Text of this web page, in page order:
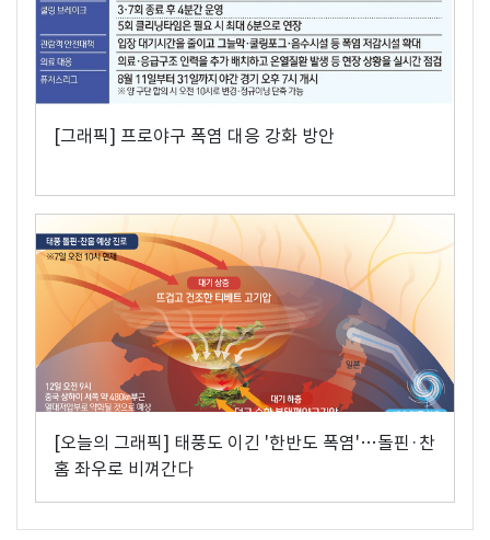
[그래픽] 프로야구 폭염 대응 강화 방안
[오늘의 그래픽] 태풍도 이긴 '한반도 폭염'…돌핀·찬
홈 좌우로 비껴간다